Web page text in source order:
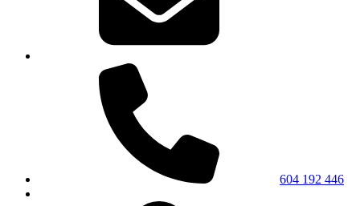
604 192 446